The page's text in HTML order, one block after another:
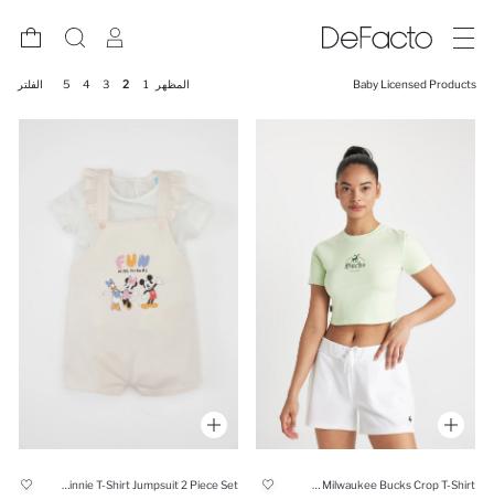
Baby Licensed Products المظهر 1
2
3
4
5 الفلتر